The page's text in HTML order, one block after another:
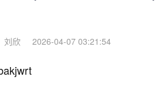
刘欣 2026-04-07 03:21:54